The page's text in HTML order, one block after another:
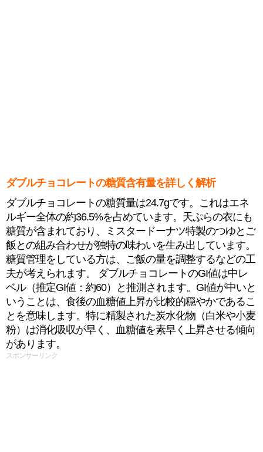
ダブルチョコレートの糖質含有量を詳しく解析
ダブルチョコレートの糖質量は24.7gです。これはエネ
ルギー全体の約36.5%を占めています。天ぷらの衣にも
糖質が含まれており、ミスタードーナツ特製のつゆとご
飯との組み合わせが独特の味わいを生み出しています。
糖質管理をしている方は、ご飯の量を調整するなどの工
夫が考えられます。 ダブルチョコレートのGI値は中レ
ベル（推定GI値：約60）と推測されます。GI値が中いと
いうことは、食後の血糖値上昇が比較的穏やかであるこ
とを意味します。特に精製された炭水化物（白米や小麦
粉）は消化吸収が早く、血糖値を素早く上昇させる傾向
があります。
スポンサーリンク